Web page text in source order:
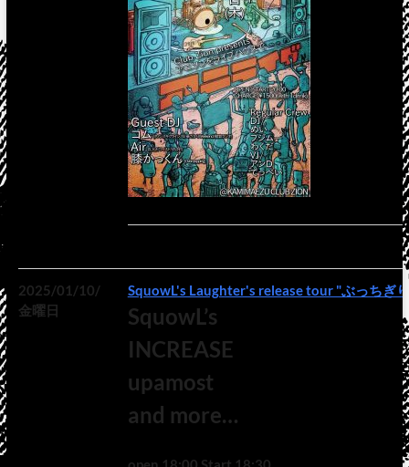
2025/01/10/
金曜日
SquowL's Laughter's release tour "ぶっちぎ
SquowL’s
INCREASE
upamost
and more…